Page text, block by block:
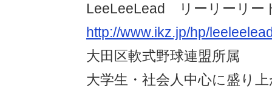
LeeLeeLead リーリーリー
http://www.ikz.jp/hp/
大田区軟式野球連盟所属
大学生・社会人中心に盛り